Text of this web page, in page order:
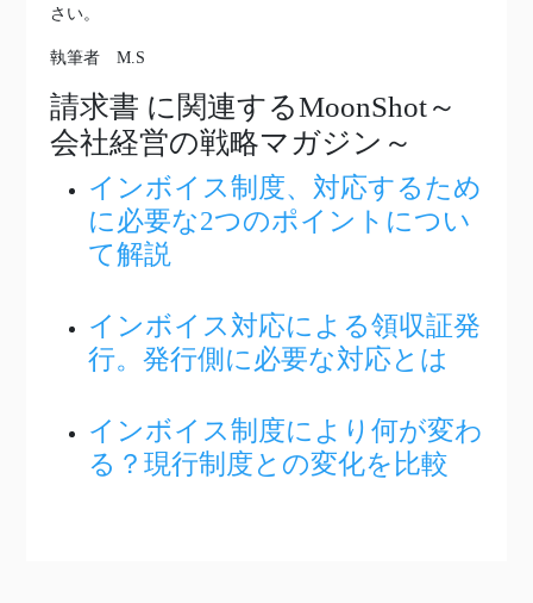
さい。
執筆者 M.S
請求書 に関連するMoonShot～
会社経営の戦略マガジン～
インボイス制度、対応するため
に必要な2つのポイントについ
て解説
インボイス対応による領収証発
行。発行側に必要な対応とは
インボイス制度により何が変わ
る？現行制度との変化を比較